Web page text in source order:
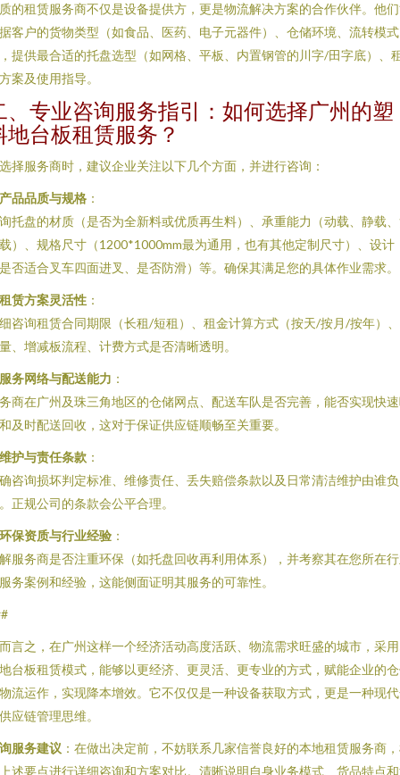
的租赁服务商不仅是设备提供方，更是物流解决方案的合作伙伴。他
客户的货物类型（如食品、医药、电子元器件）、仓储环境、流转模式
提供最合适的托盘选型（如网格、平板、内置钢管的川字/田字底）、
案及使用指导。
、专业咨询服务指引：如何选择广州的塑
地台板租赁服务？
择服务商时，建议企业关注以下几个方面，并进行咨询：
产品品质与规格 ：
托盘的材质（是否为全新料或优质再生料）、承重能力（动载、静载
）、规格尺寸（1200*1000mm最为通用，也有其他定制尺寸）、设计
否适合叉车四面进叉、是否防滑）等。确保其满足您的具体作业需求。
租赁方案灵活性 ：
咨询租赁合同期限（长租/短租）、租金计算方式（按天/按月/按年）
、增减板流程、计费方式是否清晰透明。
服务网络与配送能力 ：
商在广州及珠三角地区的仓储网点、配送车队是否完善，能否实现快
及时配送回收，这对于保证供应链顺畅至关重要。
维护与责任条款 ：
咨询损坏判定标准、维修责任、丢失赔偿条款以及日常清洁维护由谁负
正规公司的条款会公平合理。
环保资质与行业经验 ：
服务商是否注重环保（如托盘回收再利用体系），并考察其在您所在
务案例和经验，这能侧面证明其服务的可靠性。
言之，在广州这样一个经济活动高度活跃、物流需求旺盛的城市，采
台板租赁模式，能够以更经济、更灵活、更专业的方式，赋能企业的
流运作，实现降本增效。它不仅仅是一种设备获取方式，更是一种现
应链管理思维。
服务建议 ：在做出决定前，不妨联系几家信誉良好的本地租赁服务商
述要点进行详细咨询和方案对比。清晰说明自身业务模式、货品特点